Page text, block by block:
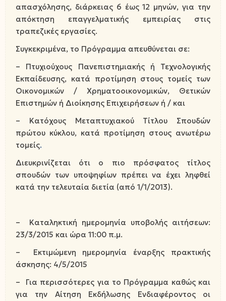
απασχόλησης, διάρκειας 6 έως 12 μηνών, για την
απόκτηση επαγγελματικής εμπειρίας στις
τραπεζικές εργασίες.
Συγκεκριμένα, το Πρόγραμμα απευθύνεται σε:
– Πτυχιούχους Πανεπιστημιακής ή Τεχνολογικής
Εκπαίδευσης, κατά προτίμηση στους τομείς των
Οικονομικών / Χρηματοοικονομικών, Θετικών
Επιστημών ή Διοίκησης Επιχειρήσεων ή / και
– Κατόχους Μεταπτυχιακού Τίτλου Σπουδών
πρώτου κύκλου, κατά προτίμηση στους ανωτέρω
τομείς.
Διευκρινίζεται ότι ο πιο πρόσφατος τίτλος
σπουδών των υποψηφίων πρέπει να έχει ληφθεί
κατά την τελευταία διετία (από 1/1/2013).
– Καταληκτική ημερομηνία υποβολής αιτήσεων:
23/3/2015 και ώρα 11:00 π.μ.
– Εκτιμώμενη ημερομηνία έναρξης πρακτικής
άσκησης: 4/5/2015
– Για περισσότερες για το Πρόγραμμα καθώς και
για την Αίτηση Εκδήλωσης Ενδιαφέροντος οι